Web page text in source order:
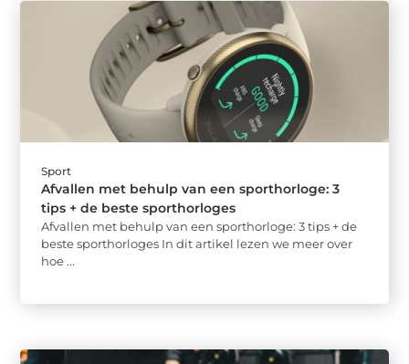
Sport
Afvallen met behulp van een sporthorloge: 3
tips + de beste sporthorloges
Afvallen met behulp van een sporthorloge: 3 tips + de
beste sporthorloges In dit artikel lezen we meer over
hoe ...